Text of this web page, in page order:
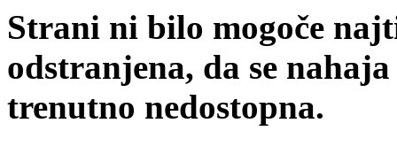
Strani ni bilo mogoče
odstranjena, da se
trenutno nedostopna.